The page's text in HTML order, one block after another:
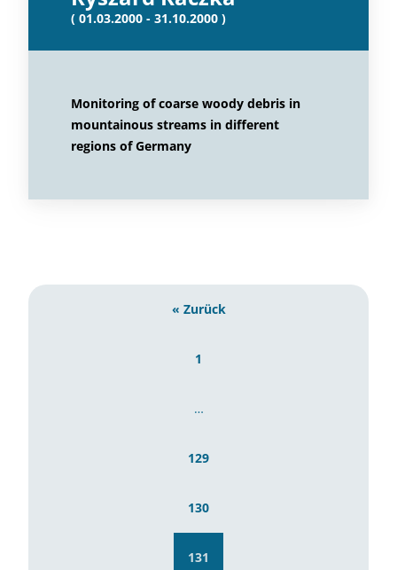
( 01.03.2000 - 31.10.2000 )
Monitoring of coarse woody debris in
mountainous streams in different
regions of Germany
« Zurück
1
…
129
130
131